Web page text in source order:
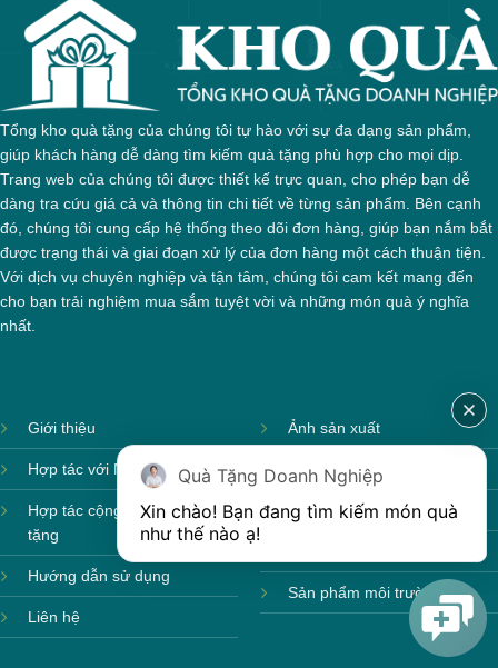
Tổng kho quà tặng của chúng tôi tự hào với sự đa dạng sản phẩm,
giúp khách hàng dễ dàng tìm kiếm quà tặng phù hợp cho mọi dịp.
Trang web của chúng tôi được thiết kế trực quan, cho phép bạn dễ
dàng tra cứu giá cả và thông tin chi tiết về từng sản phẩm. Bên cạnh
đó, chúng tôi cung cấp hệ thống theo dõi đơn hàng, giúp bạn nắm bắt
được trạng thái và giai đoạn xử lý của đơn hàng một cách thuận tiện.
Với dịch vụ chuyên nghiệp và tận tâm, chúng tôi cam kết mang đến
cho bạn trải nghiệm mua sắm tuyệt vời và những món quà ý nghĩa
nhất.
Giới thiệu
Hợp tác với Nhà cung cấp
Hợp tác cộng tác viên quà
tặng
Hướng dẫn sử dụng
Liên hệ
Ảnh sản xuất
Sản phẩm theo mùa
Sản phẩm sẵn hàng
Sản phẩm môi trường
Quà Tặng Doanh Nghiệp
Xin chào! Bạn đang tìm kiếm món quà
như thế nào ạ!